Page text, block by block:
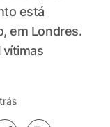
está
em Londres.
vítimas